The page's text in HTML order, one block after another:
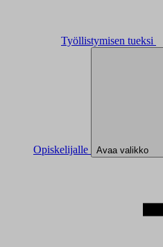
Työllistymisen tueksi
Opiskelijalle Avaa valikko